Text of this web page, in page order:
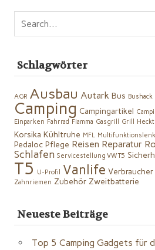
Schlagwörter
AGR Ausbau Autark Bus Bushack
Camping Campingartikel
Einparken Fahrrad Fiamma Gasgrill Grill
Korsika Kühltruhe MFL
Pedaloc Pflege Reisen Reparatur
Schlafen Servicestellung VW T5
T5 U-Profil Vanlife Verbraucher
Zahnriemen Zubehör Zweitbatterie
Neueste Beiträge
Top 5 Camping Gadgets für